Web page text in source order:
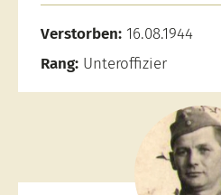
Verstorben: 16.08.1944
Rang: Unteroffizier